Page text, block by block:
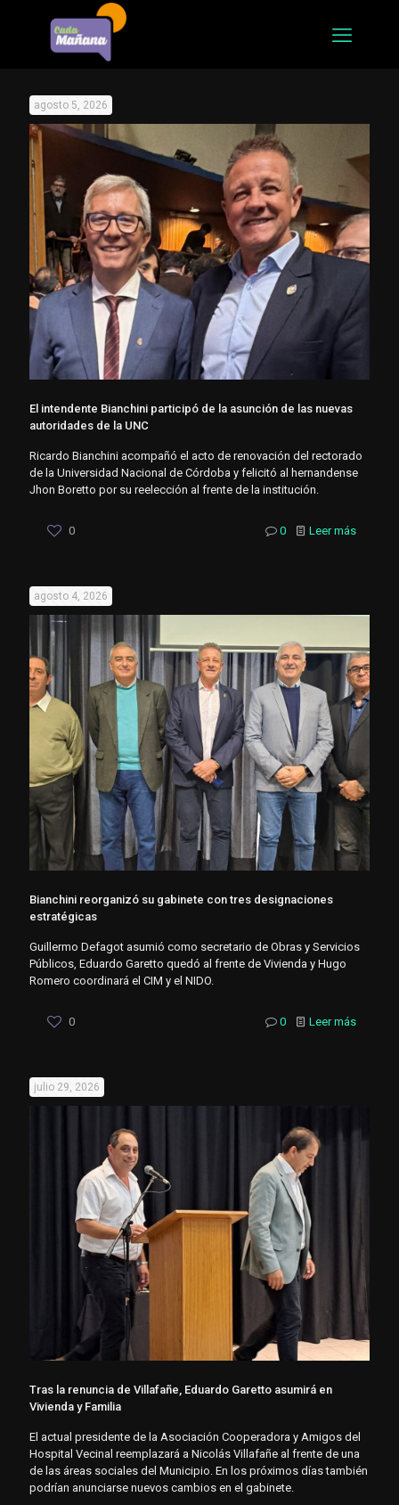
agosto 5, 2026
El intendente Bianchini participó de la asunción de las nuevas
autoridades de la UNC
Ricardo Bianchini acompañó el acto de renovación del rectorado
de la Universidad Nacional de Córdoba y felicitó al hernandense
Jhon Boretto por su reelección al frente de la institución.
0 0 Leer más
agosto 4, 2026
Bianchini reorganizó su gabinete con tres designaciones
estratégicas
Guillermo Defagot asumió como secretario de Obras y Servicios
Públicos, Eduardo Garetto quedó al frente de Vivienda y Hugo
Romero coordinará el CIM y el NIDO.
0 0 Leer más
julio 29, 2026
Tras la renuncia de Villafañe, Eduardo Garetto asumirá en
Vivienda y Familia
El actual presidente de la Asociación Cooperadora y Amigos del
Hospital Vecinal reemplazará a Nicolás Villafañe al frente de una
de las áreas sociales del Municipio. En los próximos días también
podrían anunciarse nuevos cambios en el gabinete.